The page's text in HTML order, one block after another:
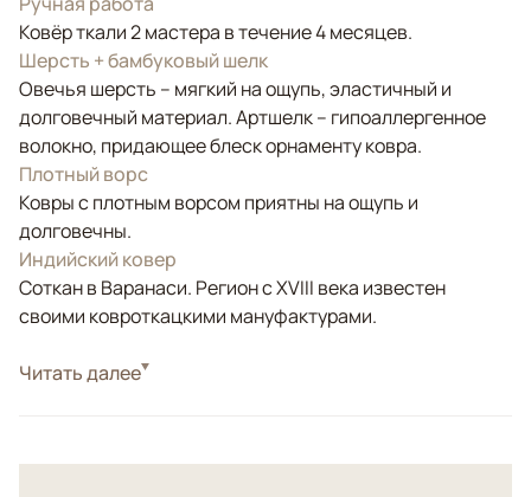
Ковёр ткали 2 мастера в течение 4 месяцев.
Шерсть + бамбуковый шелк
Овечья шерсть – мягкий на ощупь, эластичный и
долговечный материал. Артшелк – гипоаллергенное
волокно, придающее блеск орнаменту ковра.
Плотный ворс
Ковры с плотным ворсом приятны на ощупь и
долговечны.
Индийский ковер
Соткан в Варанаси. Регион с XVIII века известен
своими ковроткацкими мануфактурами.
СтильСовременные
Читать далее